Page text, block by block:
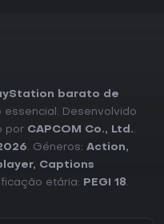
barato de
essencial. Desenvolvido
por CAPCOM Co., Ltd..
. Géneros: Action,
, Captions
etária: PEGI 18.